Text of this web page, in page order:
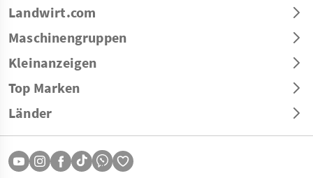
Landwirt.com
Maschinengruppen
Kleinanzeigen
Top Marken
Länder